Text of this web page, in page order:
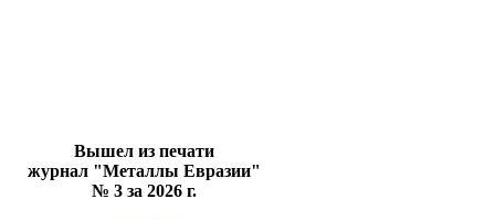
Вышел из печати
журнал "Металлы Евразии"
№ 3 за 2026 г.